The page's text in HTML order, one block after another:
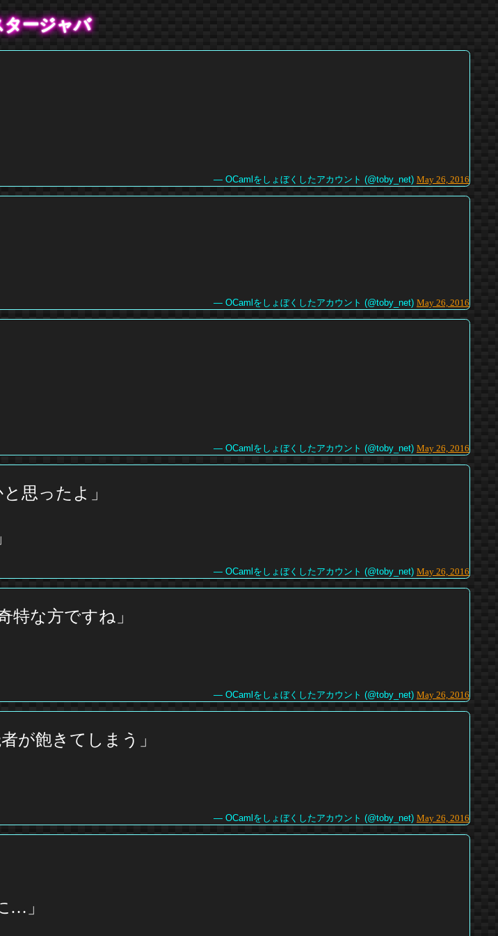
タージャバ
— OCamlをしょぼくしたアカウント (@toby_net) May 26, 2016
— OCamlをしょぼくしたアカウント (@toby_net) May 26, 2016
— OCamlをしょぼくしたアカウント (@toby_net) May 26, 2016
思ったよ」
— OCamlをしょぼくしたアカウント (@toby_net) May 26, 2016
特な方ですね」
— OCamlをしょぼくしたアカウント (@toby_net) May 26, 2016
が飽きてしまう」
— OCamlをしょぼくしたアカウント (@toby_net) May 26, 2016
…」